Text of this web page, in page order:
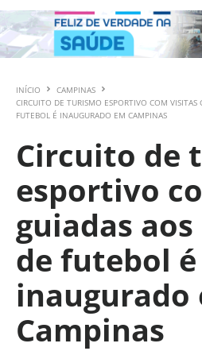
INÍCIO
CAMPINAS
CIRCUITO DE TURISMO ESPORTIVO COM VISITAS
FUTEBOL É INAUGURADO EM CAMPINAS
Circuito de
esportivo
guiadas
de futebol é
inaugurado
Campinas